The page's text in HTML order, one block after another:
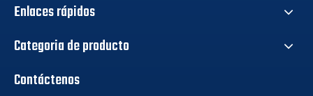
Enlaces rápidos
Categoria de producto
Contáctenos